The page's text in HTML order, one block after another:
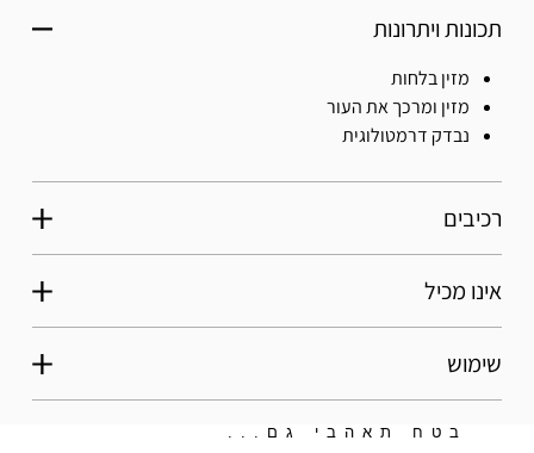
תכונות ויתרונות
מזין בלחות
מזין ומרכך את העור
נבדק דרמטולוגית
רכיבים
אינו מכיל
שימוש
בטח תאהבי גם...